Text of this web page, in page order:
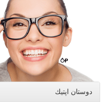
دوستان اپتیك